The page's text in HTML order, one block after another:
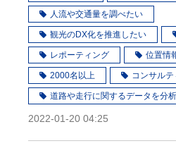
人流や交通量を調べたい
観光のDX化を推進したい
レポーティング 位置情
2000名以上 コンサル
道路や走行に関するデータを分
2022-01-20 04:25